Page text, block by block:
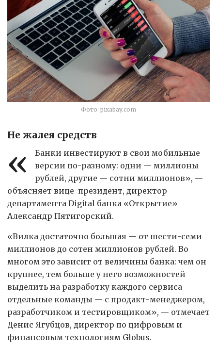
Фото: pixabay.com
Не жалея средств
«
Банки инвестируют в свои мобильные
версии по-разному: одни — миллионы
рублей, другие — сотни миллионов», —
объясняет вице-президент, директор
департамента Digital банка «Открытие»
Александр Пятигорский.
«Вилка достаточно большая — от шести-семи
миллионов до сотен миллионов рублей. Во
многом это зависит от величины банка: чем он
крупнее, тем больше у него возможностей
выделить на разработку каждого сервиса
отдельные команды — с продакт-менеджером,
разработчиком и тестировщиком», — отмечает
Денис Ягубцов, директор по цифровым и
финансовым технологиям Globus.